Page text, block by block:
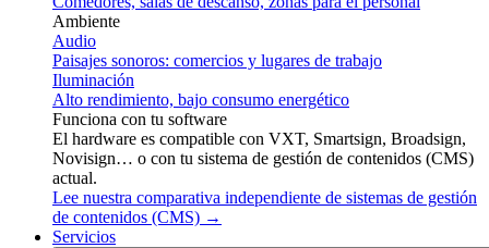
Ambiente
Audio
Paisajes sonoros: comercios y lugares de trabajo
Iluminación
Alto rendimiento, bajo consumo energético
Funciona con tu software
El hardware es compatible con VXT, Smartsign, Broadsign,
Novisign… o con tu sistema de gestión de contenidos (CMS)
actual.
Lee nuestra comparativa independiente de sistemas de gestión
de contenidos (CMS) →
Servicios